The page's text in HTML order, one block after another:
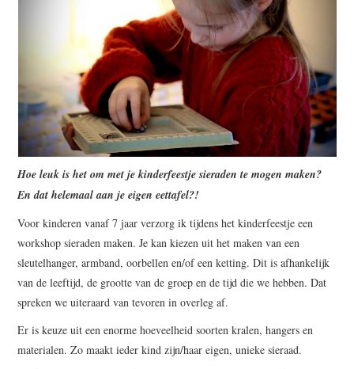
Hoe leuk is het om met je kinderfeestje sieraden te mogen maken?
En dat helemaal aan je eigen eettafel?!
Voor kinderen vanaf 7 jaar verzorg ik tijdens het kinderfeestje een
workshop sieraden maken. Je kan kiezen uit het maken van een
sleutelhanger, armband, oorbellen en/of een ketting. Dit is afhankelijk
van de leeftijd, de grootte van de groep en de tijd die we hebben. Dat
spreken we uiteraard van tevoren in overleg af.
Er is keuze uit een enorme hoeveelheid soorten kralen, hangers en
materialen. Zo maakt ieder kind zijn/haar eigen, unieke sieraad.